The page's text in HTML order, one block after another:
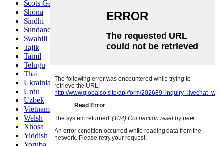
Scots Gaelic
Shona
Sindhi
Sundanese
Swahili
Tajik
Tamil
Telugu
Thai
Ukrainian
Urdu
Uzbek
Vietnamese
Welsh
Xhosa
Yiddish